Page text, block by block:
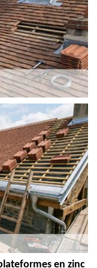
en zinc